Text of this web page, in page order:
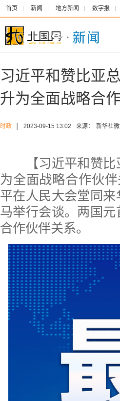
首页 新闻 地方新闻 数字报
习近平和赞比亚
升为全面战略合
时政 2023-09-15 13:02 来源： 新华社
【习近平和赞比
为全面战略合作伙
平在人民大会堂同
马举行会谈。两国
合作伙伴关系。